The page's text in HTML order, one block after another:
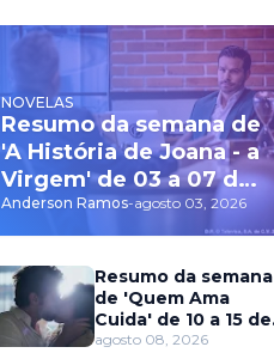
NOVELAS
Resumo da semana de
'A História de Joana - a
Virgem' de 03 a 07 de
agosto
Anderson Ramos-agosto 03, 2026
Resumo da semana
de 'Quem Ama
Cuida' de 10 a 15 de
agosto
agosto 08, 2026